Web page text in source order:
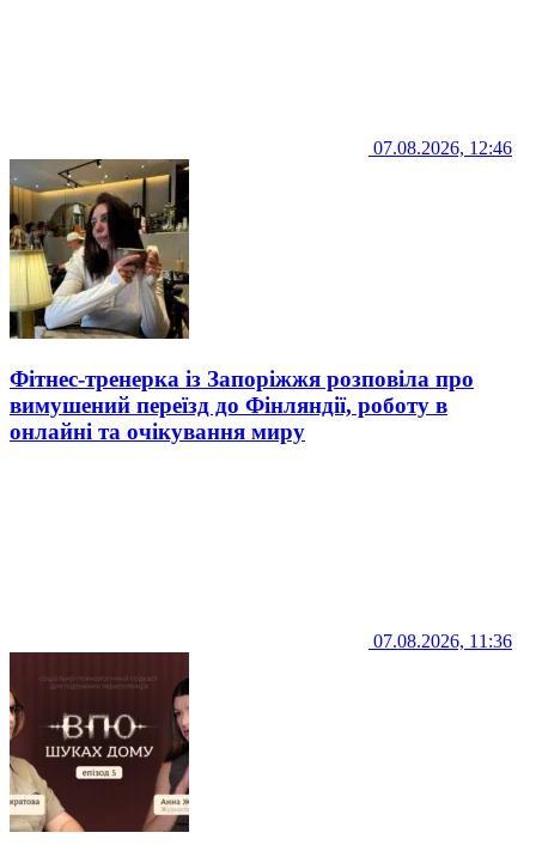
07.08.2026, 12:46
Фітнес-тренерка із Запоріжжя розповіла про
вимушений переїзд до Фінляндії, роботу в
онлайні та очікування миру
07.08.2026, 11:36